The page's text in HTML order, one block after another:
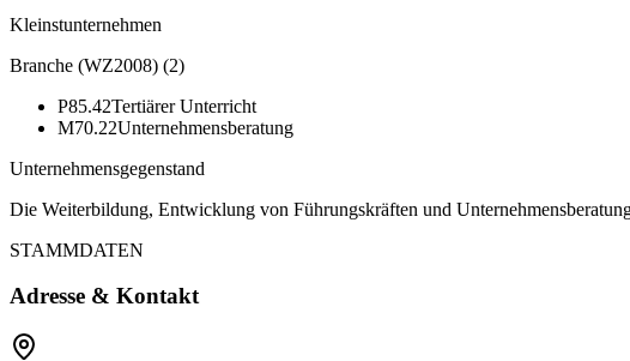
Kleinstunternehmen
Branche (WZ2008) (2)
P85.42Tertiärer Unterricht
M70.22Unternehmensberatung
Unternehmensgegenstand
Die Weiterbildung, Entwicklung von Führungskräften und
STAMMDATEN
Adresse & Kontakt